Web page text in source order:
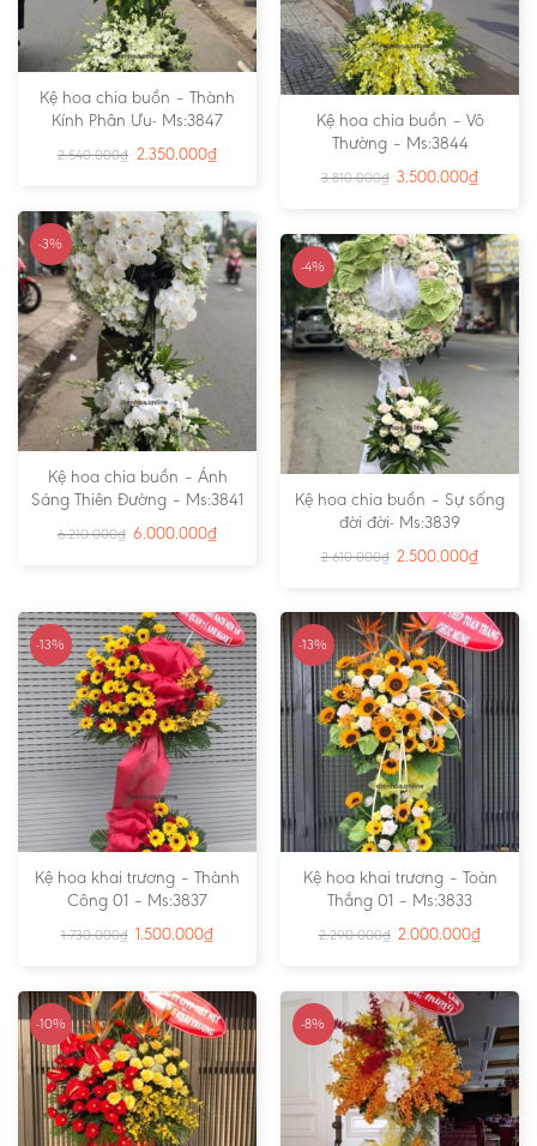
Kệ hoa chia buồn – Thành
Kính Phân Ưu- Ms:3847
2.540.000₫ 2.350.000₫
Kệ hoa chia buồn – Vô
Thường – Ms:3844
3.810.000₫ 3.500.000₫
-3%
Kệ hoa chia buồn – Ánh
Sáng Thiên Đường – Ms:3841
6.210.000₫ 6.000.000₫
-4%
Kệ hoa chia buồn – Sự sống
đời đời- Ms:3839
2.610.000₫ 2.500.000₫
-13%
Kệ hoa khai trương – Thành
Công 01 – Ms:3837
1.730.000₫ 1.500.000₫
-13%
Kệ hoa khai trương – Toàn
Thắng 01 – Ms:3833
2.290.000₫ 2.000.000₫
-10% -8%